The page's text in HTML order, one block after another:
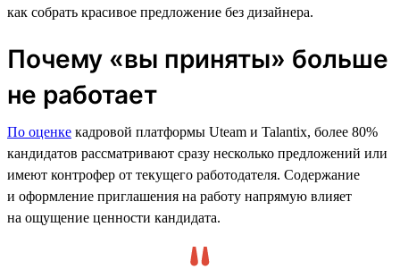
как собрать красивое предложение без дизайнера.
Почему «вы приняты» больше
не работает
По оценке кадровой платформы Uteam и Talantix, более 80%
кандидатов рассматривают сразу несколько предложений или
имеют контрофер от текущего работодателя. Содержание
и оформление приглашения на работу напрямую влияет
на ощущение ценности кандидата.